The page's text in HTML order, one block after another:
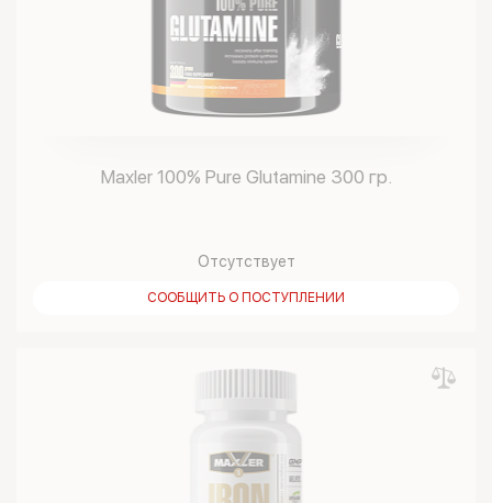
Maxler 100% Pure Glutamine 300 гр.
Отсутствует
СООБЩИТЬ О ПОСТУПЛЕНИИ